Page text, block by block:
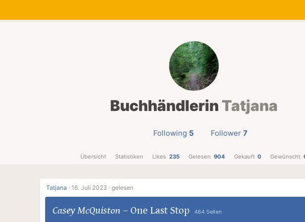
Buchhändlerin Tatjana
Following 5 Follower 7
Übersicht Statistiken Likes 235 Gelesen 904 Gekauft 0 Gewünscht
Tatjana · 16. Juli 2023 · gelesen
Casey McQuiston – One Last Stop 464 Seiten